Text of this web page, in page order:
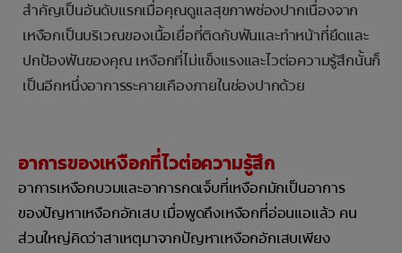
สำคัญเป็นอันดับแรกเมื่อคุณดูแลสุขภาพช่องปากเนื่องจาก
เหงือกเป็นบริเวณของเนื้อเยื่อที่ติดกับฟันและทำหน้าที่ยึดและ
ปกป้องฟันของคุณ เหงือกที่ไม่แข็งแรงและไวต่อความรู้สึกนั้นก็
เป็นอีกหนึ่งอาการระคายเคืองภายในช่องปากด้วย
อาการของเหงือกที่ไวต่อความรู้สึก
อาการเหงือกบวมและอาการกดเจ็บที่เหงือกมักเป็นอาการ
ของปัญหาเหงือกอักเสบ เมื่อพูดถึงเหงือกที่อ่อนแอแล้ว คน
ส่วนใหญ่คิดว่าสาเหตุมาจากปัญหาเหงือกอักเสบเพียง